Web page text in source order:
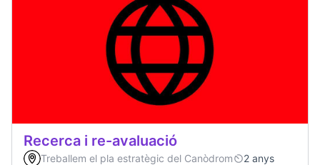
Recerca i re-avaluació
Treballem el pla estratègic del Canòdrom
2 anys